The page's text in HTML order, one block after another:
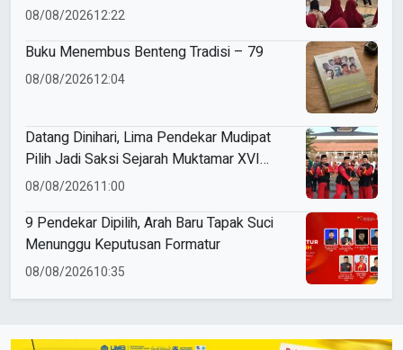
08/08/202612:22
Buku Menembus Benteng Tradisi – 79
08/08/202612:04
Datang Dinihari, Lima Pendekar Mudipat
Pilih Jadi Saksi Sejarah Muktamar XVI
Tapak Suci
08/08/202611:00
9 Pendekar Dipilih, Arah Baru Tapak Suci
Menunggu Keputusan Formatur
08/08/202610:35